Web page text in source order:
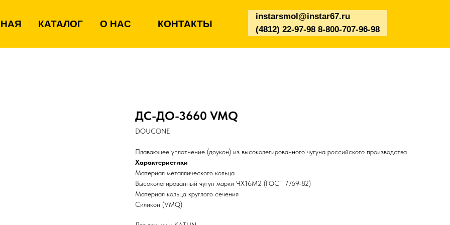
КАТАЛОГ О НАС КОНТАКТЫ
(4812) 22-97-98 8-800-707-96-98
instarsmol@instar67.ru
ДС-ДО-3660 VMQ
DOUCONE
Плавающее уплотнение (доукон) из высоколегированного чугуна российского производства
Характеристики
Материал металлического кольца
Высоколегированный чугун марки ЧХ16М2 (ГОСТ 7769-82)
Материал кольца круглого сечения
Силикон (VMQ)